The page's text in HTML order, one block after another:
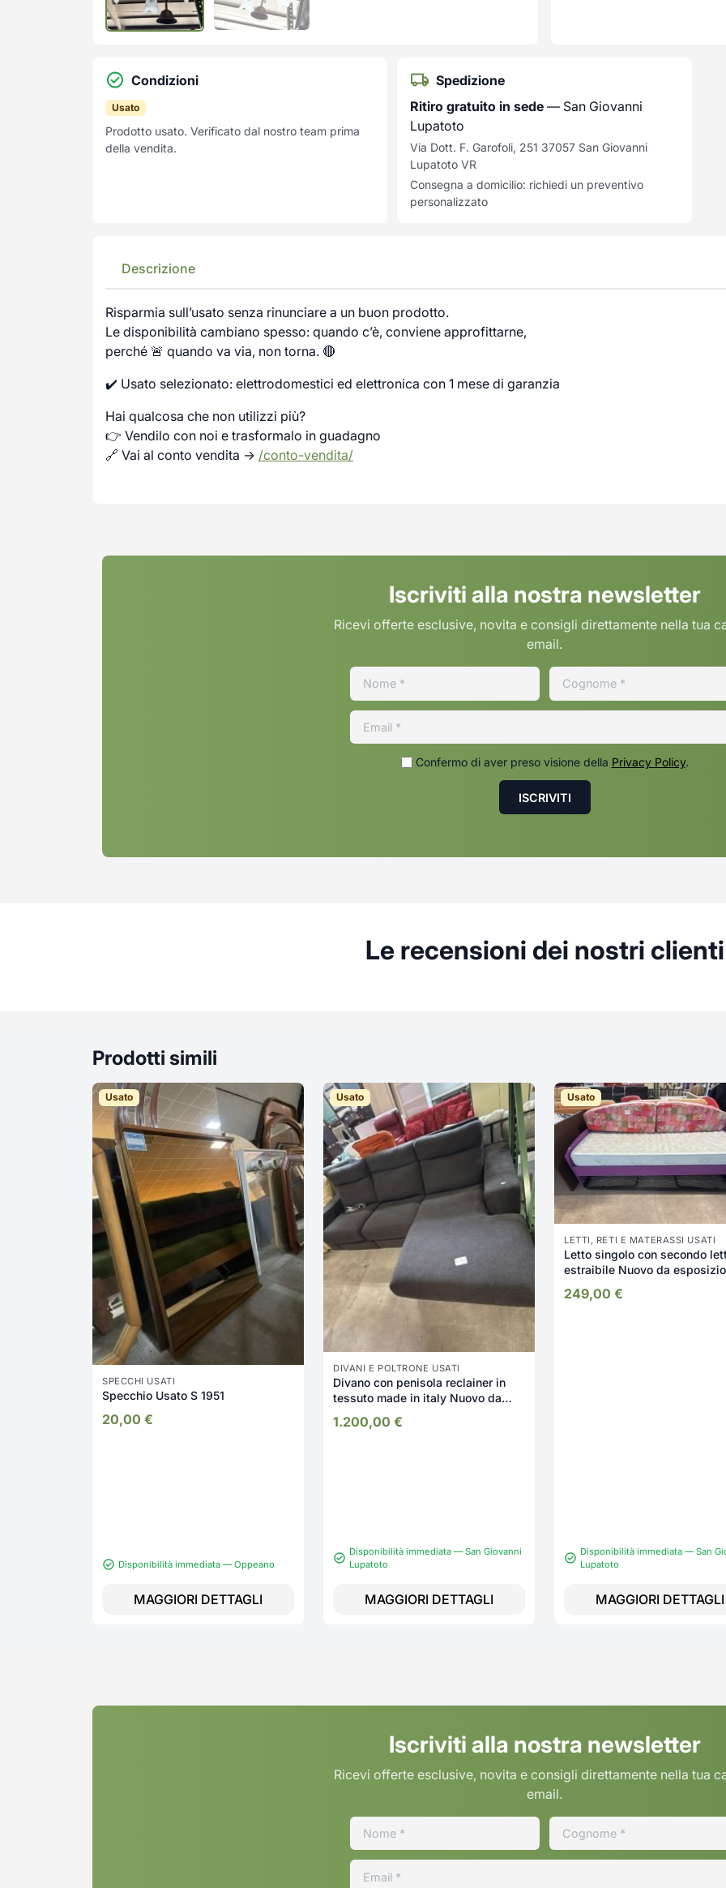
Condizioni
Usato
Prodotto usato. Verificato dal nostro team prima
della vendita.
Spedizione
Ritiro gratuito in sede — San Giovanni
Lupatoto
Via Dott. F. Garofoli, 251 37057 San Giovanni
Lupatoto VR
Consegna a domicilio: richiedi un preventivo
personalizzato
Descrizione
Risparmia sull’usato senza rinunciare a un buon prodotto.
Le disponibilità cambiano spesso: quando c’è, conviene approfittarne,
perché 🚨 quando va via, non torna. 🔴
✔️ Usato selezionato: elettrodomestici ed elettronica con 1 mese di garanzia
Hai qualcosa che non utilizzi più?
👉 Vendilo con noi e trasformalo in guadagno
🔗 Vai al conto vendita → /conto-vendita/
Iscriviti alla nostra newsletter
Ricevi offerte esclusive, novita e consigli direttamente nella tua
email.
Confermo di aver preso visione della Privacy Policy.
Le recensioni dei nostri clienti
Prodotti simili
Usato
SPECCHI USATI
Specchio Usato S 1951
20,00 €
Disponibilità immediata — Oppeano
MAGGIORI DETTAGLI
Usato
DIVANI E POLTRONE USATI
Divano con penisola reclainer in
tessuto made in italy Nuovo da
1.200,00 €
Disponibilità immediata — San Giovanni
Lupatoto
MAGGIORI DETTAGLI
Usato
LETTI, RETI E MATERASSI USATI
Letto singolo con secondo
estraibile Nuovo da
249,00 €
Disponibilità immediata — San
Lupatoto
MAGGIORI DETTAGLI
Iscriviti alla nostra newsletter
Ricevi offerte esclusive, novita e consigli direttamente nella tua
email.